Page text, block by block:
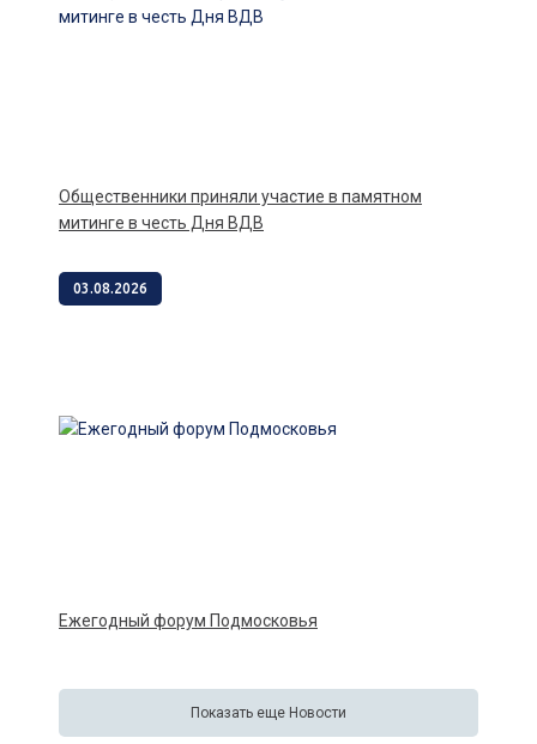
Общественники приняли участие в памятном
митинге в честь Дня ВДВ
03.08.2026
Ежегодный форум Подмосковья
Показать еще Новости